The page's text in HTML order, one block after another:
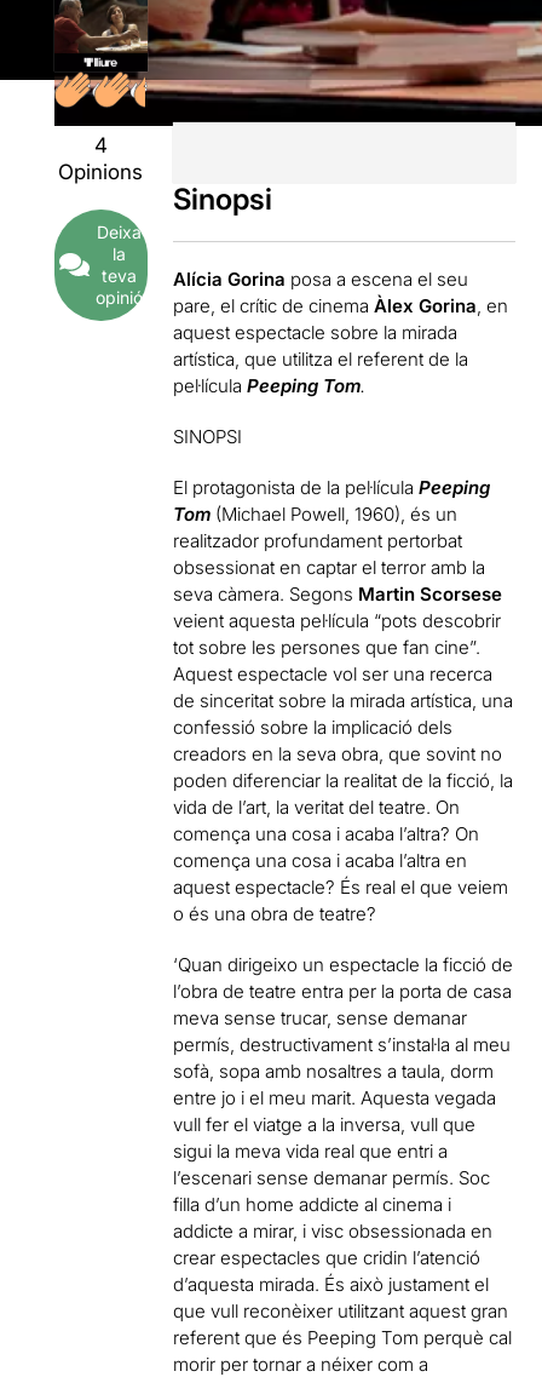
4
Opinions
Deixa
la
teva
opinió
Sinopsi
Alícia Gorina posa a escena el seu
pare, el crític de cinemaÀlex Gorina , en
aquest espectacle sobre la mirada
artística, que utilitza el referent de la
pel·lículaPeeping Tom.
SINOPSI
El protagonista de la pel·lículaPeeping
Tom (Michael Powell, 1960), és un
realitzador profundament pertorbat
obsessionat en captar el terror amb la
seva càmera. Segons Martin Scorsese
veient aquesta pel·lícula “pots descobrir
tot sobre les persones que fan cine”.
Aquest espectacle vol ser una recerca
de sinceritat sobre la mirada artística, una
confessió sobre la implicació dels
creadors en la seva obra, que sovint no
poden diferenciar la realitat de la ficció, la
vida de l’art, la veritat del teatre. On
comença una cosa i acaba l’altra? On
comença una cosa i acaba l’altra en
aquest espectacle? És real el que veiem
o és una obra de teatre?
‘Quan dirigeixo un espectacle la ficció de
l’obra de teatre entra per la porta de casa
meva sense trucar, sense demanar
permís, destructivament s’instal·la al meu
sofà, sopa amb nosaltres a taula, dorm
entre jo i el meu marit. Aquesta vegada
vull fer el viatge a la inversa, vull que
sigui la meva vida real que entri a
l’escenari sense demanar permís. Soc
filla d’un home addicte al cinema i
addicte a mirar, i visc obsessionada en
crear espectacles que cridin l’atenció
d’aquesta mirada. És això justament el
que vull reconèixer utilitzant aquest gran
referent que és Peeping Tom perquè cal
morir per tornar a néixer com a